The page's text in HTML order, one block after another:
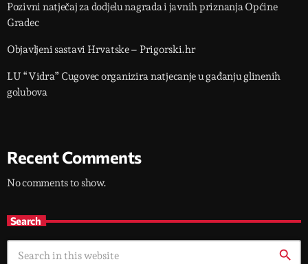
Pozivni natječaj za dodjelu nagrada i javnih priznanja Općine
Gradec
Objavljeni sastavi Hrvatske – Prigorski.hr
LU “Vidra” Cugovec organizira natjecanje u gađanju glinenih
golubova
Recent Comments
No comments to show.
Search
search